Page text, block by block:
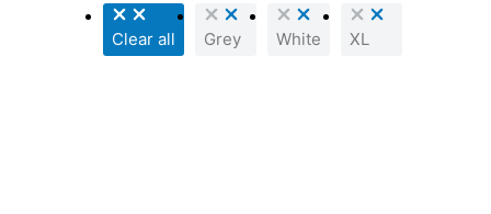
Clear all Grey White XL